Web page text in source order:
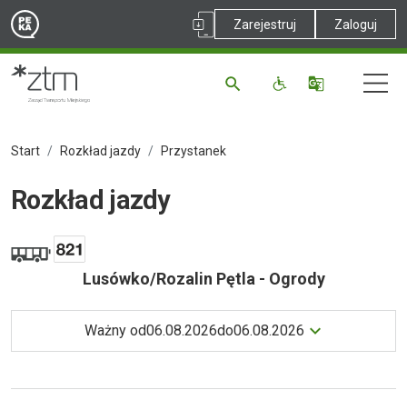
Zarejestruj Zaloguj
Start Rozkład jazdy Przystanek
Rozkład jazdy
Lusówko/Rozalin Pętla - Ogrody
Ważny od06.08.2026do06.08.2026